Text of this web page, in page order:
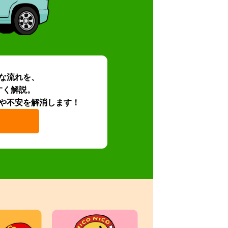
流れを、
解説。
不安を解消します！